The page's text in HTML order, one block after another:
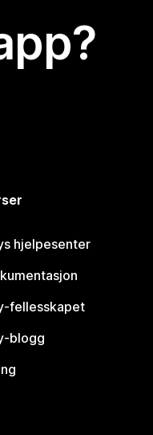
hjelpesenter
fellesskapet
blogg